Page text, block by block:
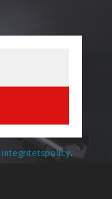
integritetspolicy.